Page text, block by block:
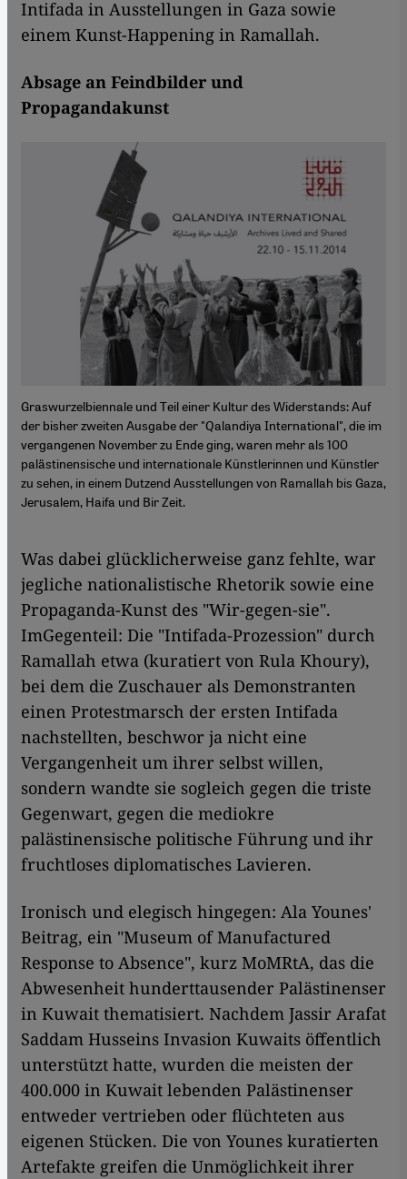
Intifada in Ausstellungen in Gaza sowie
einem Kunst-Happening in Ramallah.
Absage an Feindbilder und
Propagandakunst
Graswurzelbiennale und Teil einer Kultur des Widerstands: Auf
der bisher zweiten Ausgabe der "Qalandiya International", die im
vergangenen November zu Ende ging, waren mehr als 100
palästinensische und internationale Künstlerinnen und Künstler
zu sehen, in einem Dutzend Ausstellungen von Ramallah bis Gaza,
Jerusalem, Haifa und Bir Zeit.
Was dabei glücklicherweise ganz fehlte, war
jegliche nationalistische Rhetorik sowie eine
Propaganda-Kunst des "Wir-gegen-sie".
ImGegenteil: Die "Intifada-Prozession" durch
Ramallah etwa (kuratiert von Rula Khoury),
bei dem die Zuschauer als Demonstranten
einen Protestmarsch der ersten Intifada
nachstellten, beschwor ja nicht eine
Vergangenheit um ihrer selbst willen,
sondern wandte sie sogleich gegen die triste
Gegenwart, gegen die mediokre
palästinensische politische Führung und ihr
fruchtloses diplomatisches Lavieren.
Ironisch und elegisch hingegen: Ala Younes'
Beitrag, ein "Museum of Manufactured
Response to Absence", kurz MoMRtA, das die
Abwesenheit hunderttausender Palästinenser
in Kuwait thematisiert. Nachdem Jassir Arafat
Saddam Husseins Invasion Kuwaits öffentlich
unterstützt hatte, wurden die meisten der
400.000 in Kuwait lebenden Palästinenser
entweder vertrieben oder flüchteten aus
eigenen Stücken. Die von Younes kuratierten
Artefakte greifen die Unmöglichkeit ihrer